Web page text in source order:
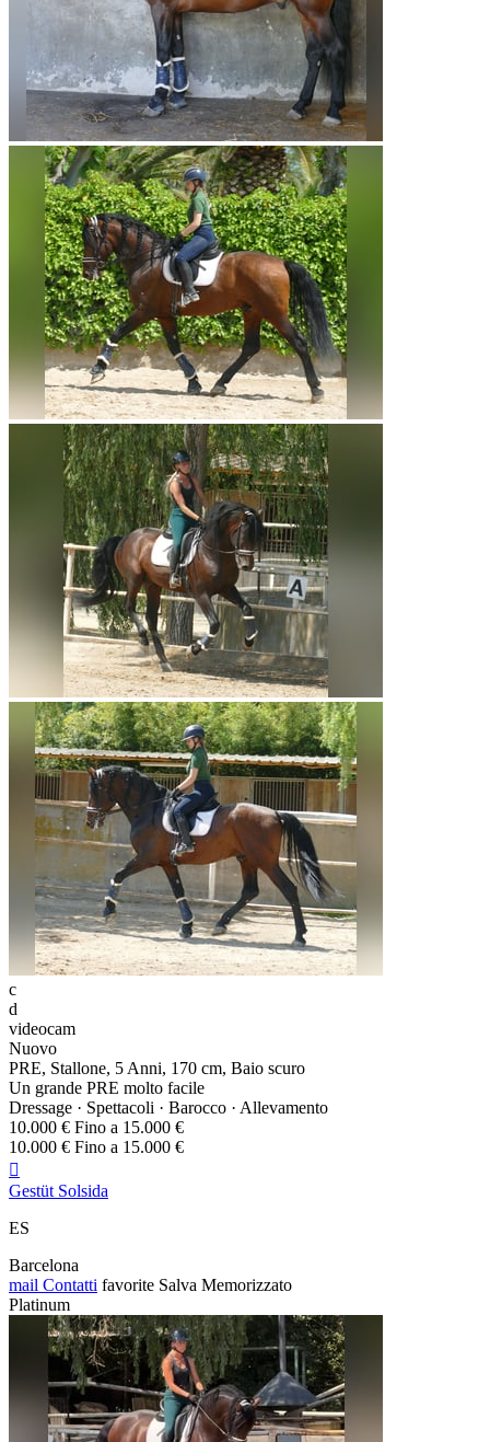
c
d
videocam
Nuovo
PRE, Stallone, 5 Anni, 170 cm, Baio scuro
Un grande PRE molto facile
Dressage · Spettacoli · Barocco · Allevamento
10.000 € Fino a 15.000 €
10.000 € Fino a 15.000 €

Gestüt Solsida
ES
Barcelona
mail Contatti favorite Salva Memorizzato
Platinum